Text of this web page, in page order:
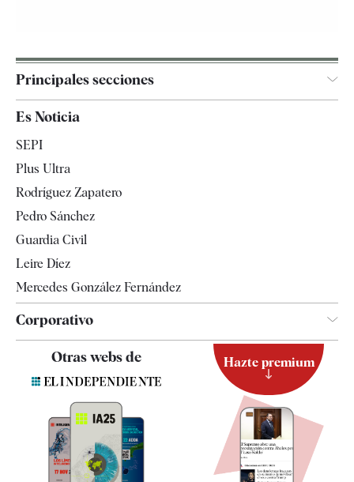
Principales secciones
Televisión
Es Noticia
SEPI
Plus Ultra
Rodríguez Zapatero
Pedro Sánchez
Guardia Civil
Leire Díez
Mercedes González Fernández
Corporativo
Quiénes somos
Especificaciones
Otras webs de Hazte premium